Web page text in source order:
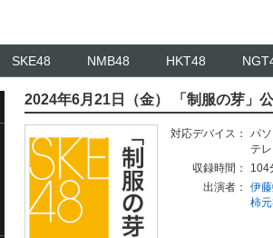
SKE48 NMB48 HKT48
2024年6月21日（金） 「制服の芽」
対応デバイス： パ
テ
収録時間：
104
出演者：
伊
柿